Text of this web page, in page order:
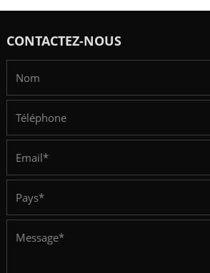
CONTACTEZ-NOUS